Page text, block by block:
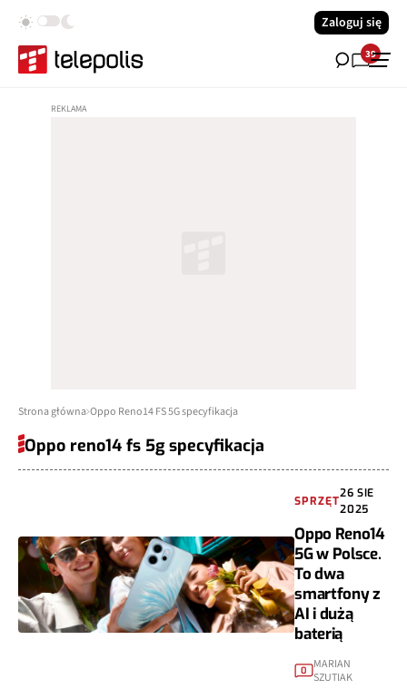
Zaloguj się
39
Strona główna Oppo Reno14 FS 5G specyfikacja
Oppo reno14 fs 5g specyfikacja
SPRZĘT
26 SIE
2025
Oppo Reno14
5G w Polsce.
To dwa
smartfony z
AI i dużą
baterią
0
MARIAN
SZUTIAK